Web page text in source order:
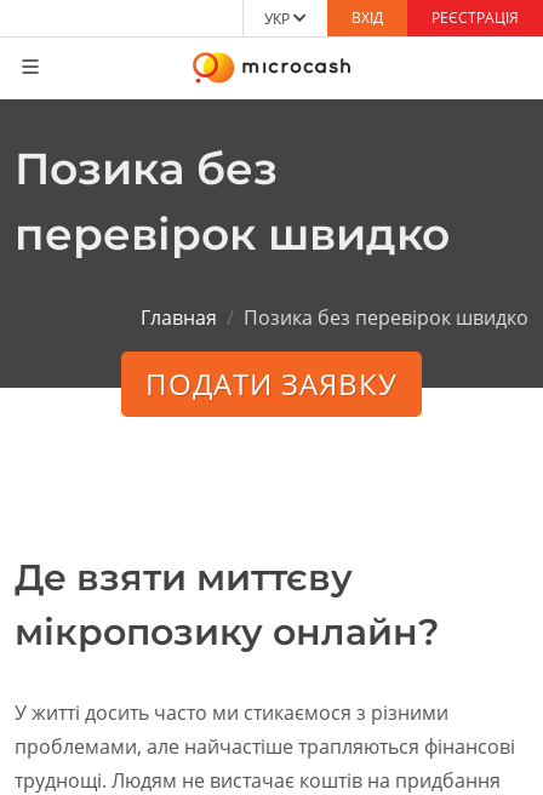
УКР ВХІД РЕЄСТРАЦІЯ
Позика без
перевірок швидко
Главная Позика без перевірок швидко
ПОДАТИ ЗАЯВКУ
Де взяти миттєву
мікропозику онлайн?
У житті досить часто ми стикаємося з різними
проблемами, але найчастіше трапляються фінансові
труднощі. Людям не вистачає коштів на придбання